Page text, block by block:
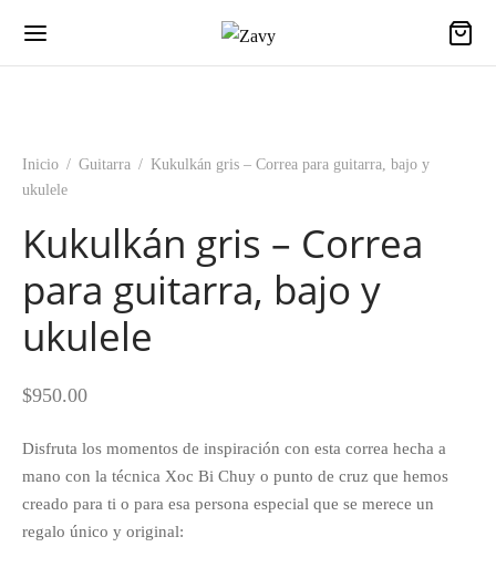
Inicio / Guitarra / Kukulkán gris – Correa para guitarra, bajo y
ukulele
Kukulkán gris – Correa
para guitarra, bajo y
ukulele
$950.00
Disfruta los momentos de inspiración con esta correa hecha a
mano con la técnica Xoc Bi Chuy o punto de cruz que hemos
creado para ti o para esa persona especial que se merece un
regalo único y original: